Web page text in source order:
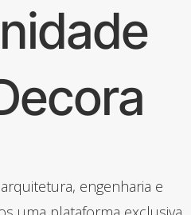
engenharia e